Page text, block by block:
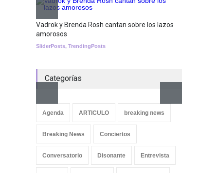
becoming a reality
Vadrok y Brenda Rosh cantan sobre los lazos
amorosos
SliderPosts, TrendingPosts
Categorías
Agenda ARTICULO breaking news
Breaking News Conciertos
Conversatorio Disonante Entrevista